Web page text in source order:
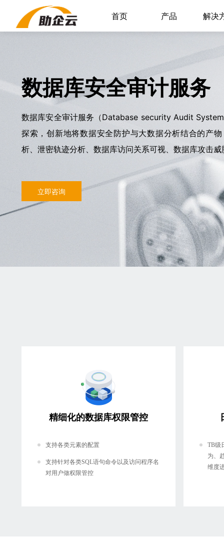
首页 产品 解决
数据库安全审计服务
数据库安全审计服务（Database security Audit
探索，创新地将数据安全防护与大数据分析结合的产
析、泄密轨迹分析、数据库访问关系可视、数据库攻击威
立即咨询
精细化的数据库权限管控
支持各类元素的配置
支持针对各类SQL语句命令以及访问程序名
对用户做权限管控
TB级
为、
维度